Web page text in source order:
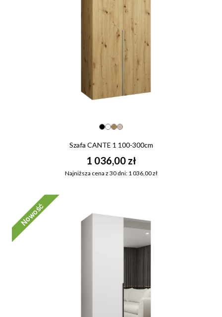
Szafa CANTE 1 100-300cm
1 036,00 zł
Najniższa cena z 30 dni: 1 036,00 zł
Nowość